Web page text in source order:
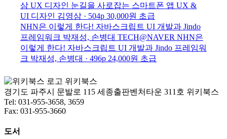
삼 UX 디자인 눈길을 사로잡는 스마트폰 앱 UX &
UI 디자인 김영삼 · 504p 30,000원 초급
NHN은 이렇게 한다! 자바스크립트 UI 개발과 Jindo
프레임워크 박재성, 손병대 TECH@NAVER NHN은
이렇게 한다! 자바스크립트 UI 개발과 Jindo 프레임워
크 박재성, 손병대 · 496p 24,000원 초급
위키북스
경기도 파주시 문발로 115 세종출판벤처타운 311호 위키북스
Tel: 031-955-3658, 3659
Fax: 031-955-3660
도서